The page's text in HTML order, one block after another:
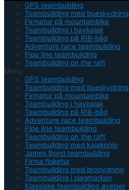
GPS teambuilding
Teambuilding med bueskydning
Firmatur på mountainbike
Teambuilding i havkajak
Teambuilding på RIB-båd
Adventure race teambuilding
Pipe line teambuilding
Teambuilding on the raft
Menu
GPS teambuilding
Teambuilding med bueskydning
Firmatur på mountainbike
Teambuilding i havkajak
Teambuilding på RIB-båd
Adventure race teambuilding
Pipe line teambuilding
Teambuilding on the raft
Teambuilding med kajakpolo
James Bond teambuilding
Firma fisketur
Teambuilding med brobygning
Teambuilding i slagmarken
Klassiske teambuilding øvelser